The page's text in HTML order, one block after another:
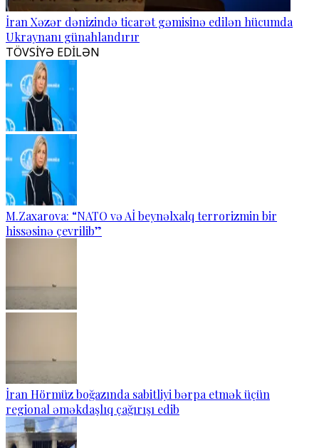
İran Xəzər dənizində ticarət gəmisinə edilən hücumda
Ukraynanı günahlandırır
TÖVSİYƏ EDİLƏN
M.Zaxarova: “NATO və Aİ beynəlxalq terrorizmin bir
hissəsinə çevrilib”
İran Hörmüz boğazında sabitliyi bərpa etmək üçün
regional əməkdaşlıq çağırışı edib